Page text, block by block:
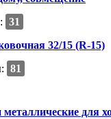
31
32/15 (R-15)
81
для